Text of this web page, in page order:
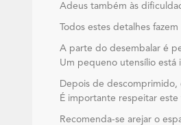
Adeus também às
Todos estes detalhes
A parte do desembalar é
Um pequeno utensílio está
Depois de descomprimido,
É importante respeitar
Recomenda-se arejar o